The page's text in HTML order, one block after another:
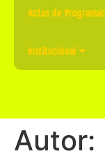
Actas de
Institucional
Autor: